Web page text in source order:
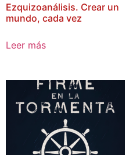
Ezquizoanálisis. Crear un
mundo, cada vez
Leer más